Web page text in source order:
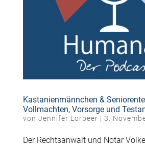
Kastanienmännchen &
Vollmachten, Vorsorge und
von Jennifer Lorbeer | 3.
Der Rechtsanwalt und Notar